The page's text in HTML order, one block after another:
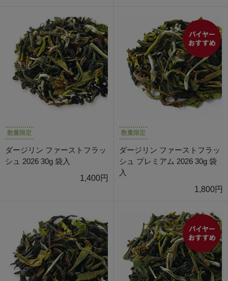
数量限定
ダージリン ファーストフラッ
シュ 2026 30g 袋入
1,400円
数量限定
ダージリン ファーストフラッ
シュ プレミアム 2026 30g 袋
入
1,800円